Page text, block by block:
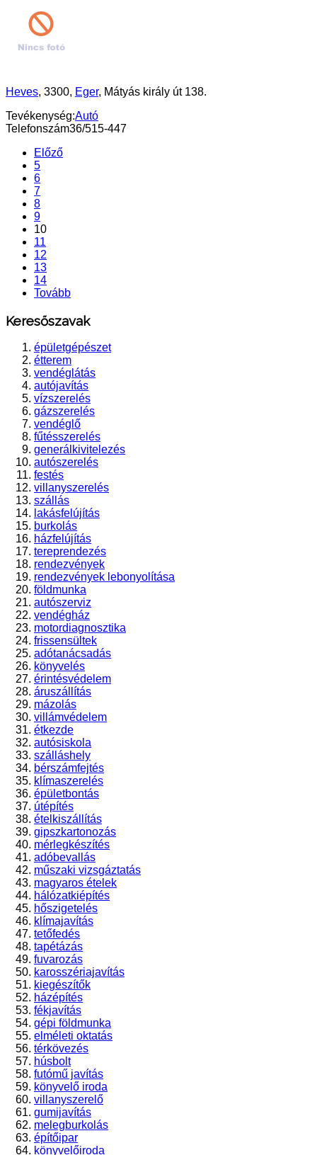
Heves, 3300, Eger, Mátyás király út 138.
Tevékenység:Autó
Telefonszám36/515-447
Előző
5
6
7
8
9
10
11
12
13
14
Tovább
Keresőszavak
épületgépészet
étterem
vendéglátás
autójavítás
vízszerelés
gázszerelés
vendéglő
fűtésszerelés
generálkivitelezés
autószerelés
festés
villanyszerelés
szállás
lakásfelújítás
burkolás
házfelújítás
tereprendezés
rendezvények
rendezvények lebonyolítása
földmunka
autószerviz
vendégház
motordiagnosztika
frissensültek
adótanácsadás
könyvelés
érintésvédelem
áruszállítás
mázolás
villámvédelem
étkezde
autósiskola
szálláshely
bérszámfejtés
klímaszerelés
épületbontás
útépítés
ételkiszállítás
gipszkartonozás
mérlegkészítés
adóbevallás
műszaki vizsgáztatás
magyaros ételek
hálózatkiépítés
hőszigetelés
klímajavítás
tetőfedés
tapétázás
fuvarozás
karosszériajavítás
kiegészítők
házépítés
fékjavítás
gépi földmunka
elméleti oktatás
térkövezés
húsbolt
futómű javítás
könyvelő iroda
villanyszerelő
gumijavítás
melegburkolás
építőipar
könyvelőiroda